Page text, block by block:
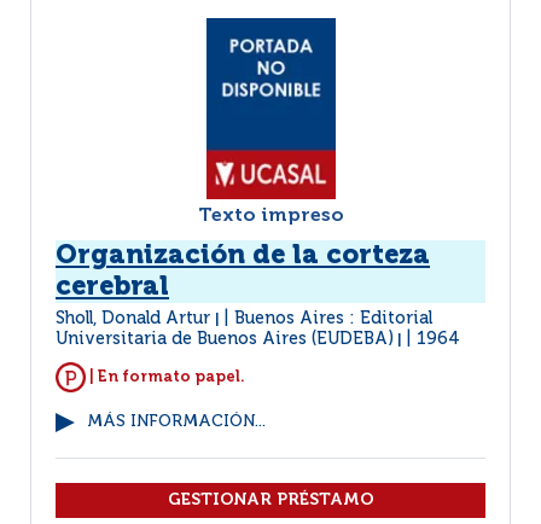
Texto impreso
Organización de la corteza
cerebral
Sholl, Donald Artur
Buenos Aires : Editorial
Universitaria de Buenos Aires (EUDEBA)
1964
| En formato papel.
MÁS INFORMACIÓN...